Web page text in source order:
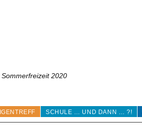
Sommerfreizeit 2020
SCHULE … UND DANN … ?!